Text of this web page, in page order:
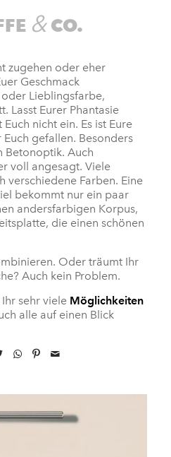
&CO.
zugehen oder eher
Geschmack
Lieblingsfarbe,
Lasst Eurer Phantasie
nicht ein. Es ist Eure
gefallen. Besonders
Betonoptik. Auch
voll angesagt. Viele
verschiedene Farben. Eine
bekommt nur ein paar
andersfarbigen Korpus,
die einen schönen
Oder träumt Ihr
Auch kein Problem.
sehr viele Möglichkeiten
alle auf einen Blick